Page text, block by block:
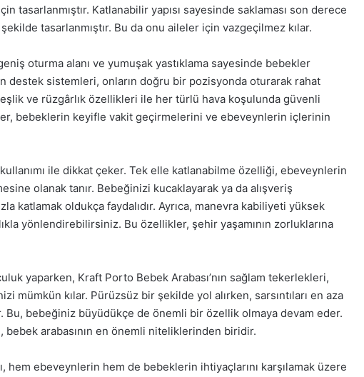
tasarlanmıştır. Katlanabilir yapısı sayesinde saklaması son derece
şekilde tasarlanmıştır. Bu da onu aileler için vazgeçilmez kılar.
oturma alanı ve yumuşak yastıklama sayesinde bebekler
destek sistemleri, onların doğru bir pozisyonda oturarak rahat
ve rüzgârlık özellikleri ile her türlü hava koşulunda güvenli
bebeklerin keyifle vakit geçirmelerini ve ebeveynlerin içlerinin
ile dikkat çeker. Tek elle katlanabilme özelliği, ebeveynlerin
olanak tanır. Bebeğinizi kucaklayarak ya da alışveriş
katlamak oldukça faydalıdır. Ayrıca, manevra kabiliyeti yüksek
yönlendirebilirsiniz. Bu özellikler, şehir yaşamının zorluklarına
yaparken, Kraft Porto Bebek Arabası’nın sağlam tekerlekleri,
mümkün kılar. Pürüzsüz bir şekilde yol alırken, sarsıntıları en aza
bebeğiniz büyüdükçe de önemli bir özellik olmaya devam eder.
bebek arabasının en önemli niteliklerinden biridir.
hem ebeveynlerin hem de bebeklerin ihtiyaçlarını karşılamak üzere